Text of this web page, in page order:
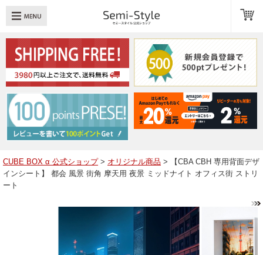
：透明扉 引き出し LED
へ戻る
品一覧
ューブボックスαレイアウト例
料・お支払いについて
CUBE BOX α 公式ショップ> オリジナル商品 > 【CBA CBH 専用背面デザ
インシート】 都会 風景 街角 摩天用 夜景 ミッドナイト オフィス街 ストリ
ート